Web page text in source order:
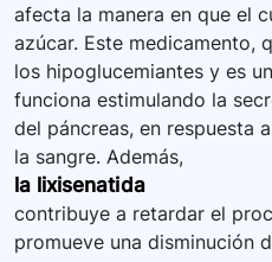
afecta la manera en que el
azúcar. Este medicamento,
los hipoglucemiantes y es
funciona estimulando la
del páncreas, en respuesta
la sangre. Además,
la lixisenatida
contribuye a retardar el
promueve una disminución